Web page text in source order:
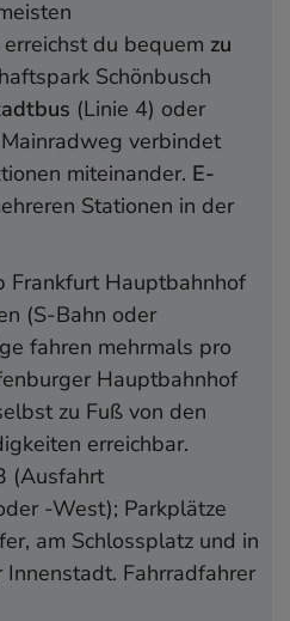
– und lohnt sich
Johannisburg zu
gut zu Fuß
Reisezeit?
sollte ich für Aschaffenburg
du bequem zu
Schönbusch
(Linie 4) oder
verbindet
miteinander. E-
Stationen in der
Frankfurt Hauptbahnhof
(S-Bahn oder
fahren mehrmals pro
Hauptbahnhof
zu Fuß von den
erreichbar.
(Ausfahrt
-West); Parkplätze
am Schlossplatz und in
Innenstadt. Fahrradfahrer